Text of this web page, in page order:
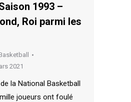
1993 –
Roi parmi les
2021
la National Basketball
joueurs ont foulé